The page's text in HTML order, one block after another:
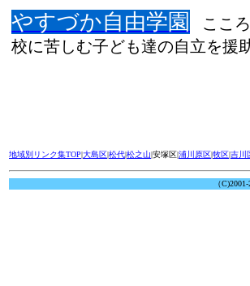
やすづか自由学園
ここ
校に苦しむ子ども達の自立を援
地域別リンク集TOP|大島区|松代|松之山|安塚区|浦川原区|牧区|吉川
（